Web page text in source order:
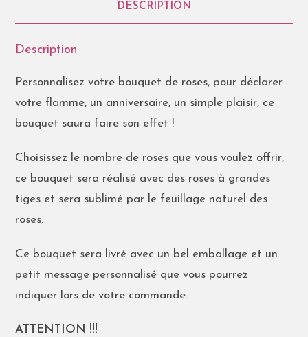
DESCRIPTION
Description
Personnalisez votre bouquet de roses, pour déclarer
votre flamme, un anniversaire, un simple plaisir, ce
bouquet saura faire son effet !
Choisissez le nombre de roses que vous voulez offrir,
ce bouquet sera réalisé avec des roses à grandes
tiges et sera sublimé par le feuillage naturel des
roses.
Ce bouquet sera livré avec un bel emballage et un
petit message personnalisé que vous pourrez
indiquer lors de votre commande.
ATTENTION !!!